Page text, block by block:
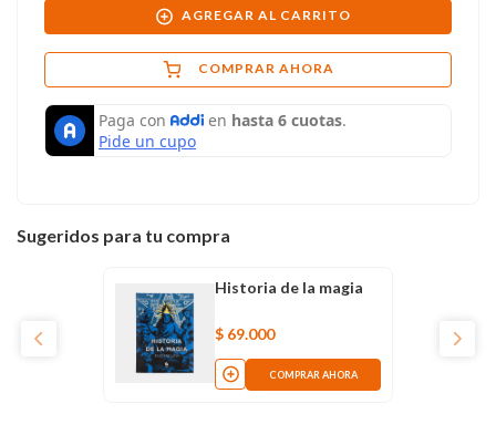
AGREGAR AL CARRITO
COMPRAR AHORA
Sugeridos para tu compra
Historia de la magia
$ 69.000
COMPRAR AHORA